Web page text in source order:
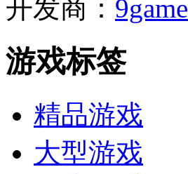
开发商： 9game
游戏标签
精品游戏
大型游戏